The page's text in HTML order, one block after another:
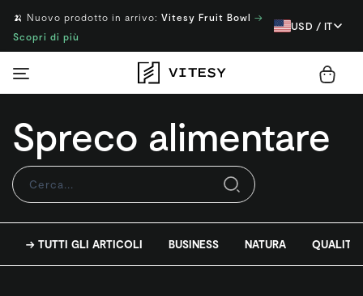
🍌 Nuovo prodotto in arrivo: Vitesy Fruit Bowl →
Scopri di più
USD / IT
Spreco alimentare
→ TUTTI GLI ARTICOLI BUSINESS NATURA QUALITÀ